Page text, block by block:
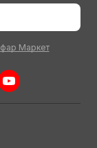
Маркет